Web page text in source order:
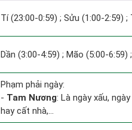
Tí (23:00-0:59) ; Sửu (1:00-2:59)
Dần (3:00-4:59) ; Mão (5:00-
Phạm phải ngày:
- Tam Nương: Là ngày xấu,
hay cất nhà,...